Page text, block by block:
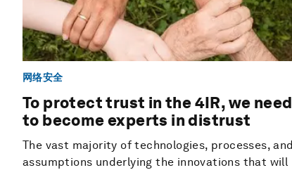
网络安全
To protect trust in the 4IR, we need
to become experts in distrust
The vast majority of technologies, processes, and
assumptions underlying the innovations that will